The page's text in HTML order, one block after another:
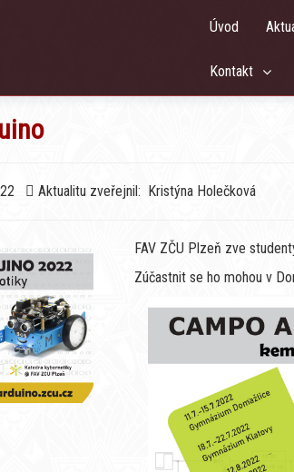
Úvod
Kontakt
Aktualitu zveřejnil: Kristýna Holečková
FAV ZČU Plzeň zve
Zúčastnit se ho mohou v